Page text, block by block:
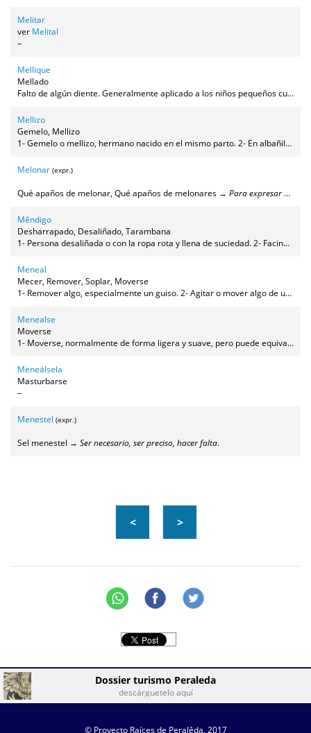
Melitar
ver Melital
–
Mellique
Mellado
Falto de algún diente. Generalmente aplicado a los niños pequeños cuando se les ha caído algún diente de leche, sobre todo los de delante.
Mellizo
Gemelo, Mellizo
1- Gemelo o mellizo, hermano nacido en el mismo parto. 2- En albañilería, canal del tejado que se bifurca en dos.
Melonar (expr.)
Qué apaños de melonar, Qué apaños de melonares → Para expresar asombro ante un trabajo mal hecho o mal organizado
Mêndigo
Desharrapado, Desaliñado, Tarambana
1- Persona desaliñada o con la ropa rota y llena de suciedad. 2- Facineroso, persona malvada que hace fechorías.
Meneal
Mecer, Remover, Soplar, Moverse
1- Remover algo, especialmente un guiso. 2- Agitar o mover algo de un lado para otro un poco (si es brusco diríamos "sacudir" o "zumbar"). 3- Mover o desplazar algo ligeramente. 4- Mecer.
Menealse
Moverse
1- Moverse, normalmente de forma ligera y suave, pero puede equivaler a moverse en general. 2- (en oraciones negativas) Apartarse de un lugar. 3- (dicho del aire o la brisa, en oraciones negativas) Soplar.
Meneálsela
Masturbarse
–
Menestel (expr.)
Sel menestel → Ser necesario, ser preciso, hacer falta.
< >
Dossier turismo Peraleda
descárguetelo aquí
© Proyecto Raíces de Peralêda, 2017